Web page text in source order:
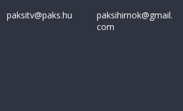
paksitv@paks.hu
paksihirnok@gmail.
com